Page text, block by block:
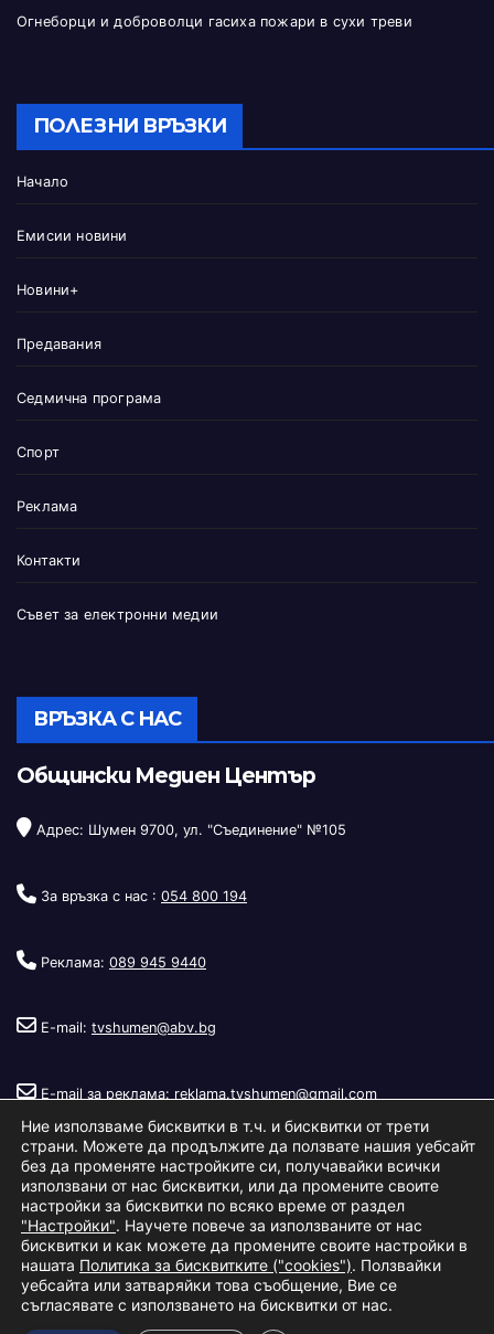
Огнеборци и доброволци гасиха пожари в сухи треви
ПОЛЕЗНИ ВРЪЗКИ
Начало
Емисии новини
Новини+
Предавания
Седмична програма
Спорт
Реклама
Контакти
Съвет за електронни медии
ВРЪЗКА С НАС
Общински Медиен Център
Адрес: Шумен 9700, ул. "Съединение" №105
За връзка с нас : 054 800 194
Реклама: 089 945 9440
E-mail: tvshumen@abv.bg
E-mail за реклама: reklama.tvshumen@gmail.com
Copyright © 2026Телевизия Шумен.|Изработка: S.I.T Solutions
Ltd.
За насРекламаУсловия за ползване
Ние използваме бисквитки в т.ч. и бисквитки от трети
страни. Можете да продължите да ползвате нашия уебсайт
без да променяте настройките си, получавайки всички
използвани от нас бисквитки, или да промените своите
настройки за бисквитки по всяко време от раздел
"Настройки". Научете повече за използваните от нас
бисквитки и как можете да промените своите настройки в
нашата Политика за бисквитките ("cookies"). Ползвайки
уебсайта или затваряйки това съобщение, Вие се
съгласявате с използването на бисквитки от нас.